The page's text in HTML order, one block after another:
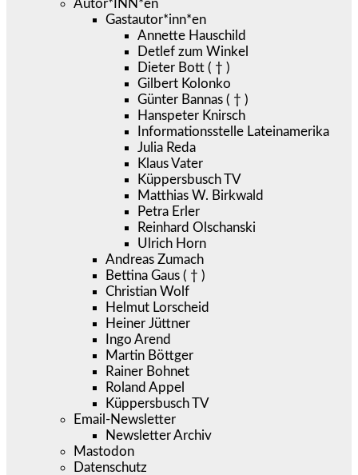
Autor*INN*en
Gastautor*inn*en
Annette Hauschild
Detlef zum Winkel
Dieter Bott ( † )
Gilbert Kolonko
Günter Bannas ( † )
Hanspeter Knirsch
Informationsstelle Lateinamerika
Julia Reda
Klaus Vater
Küppersbusch TV
Matthias W. Birkwald
Petra Erler
Reinhard Olschanski
Ulrich Horn
Andreas Zumach
Bettina Gaus ( † )
Christian Wolf
Helmut Lorscheid
Heiner Jüttner
Ingo Arend
Martin Böttger
Rainer Bohnet
Roland Appel
Küppersbusch TV
Email-Newsletter
Newsletter Archiv
Mastodon
Datenschutz